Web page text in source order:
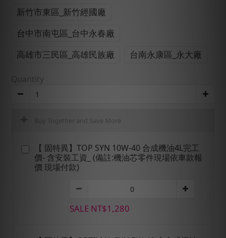
新竹市東區_新竹經國廠
台中市南屯區_台中永春廠
高雄市三民區_高雄民族廠
台南永康區_永大廠
Quantity
Buy Together and Save More
【 固特異】TOP SYN 10W-40 合成機油4L完工
價- 含安裝工資_ (備註:機油芯零件現場依車款報
價 現場付款)
SALE NT$1,280